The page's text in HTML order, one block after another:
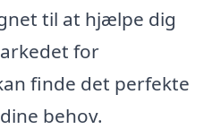
til at hjælpe dig
for
finde det perfekte
behov.